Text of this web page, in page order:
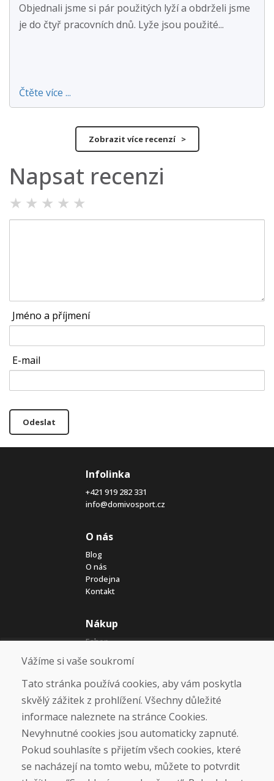
Objednali jsme si pár použitých lyží a obdrželi jsme
je do čtyř pracovních dnů. Lyže jsou použité...
Čtěte více ...
Zobrazit více recenzí >
Napsat recenzi
★ ★ ★ ★ ★
Jméno a příjmení
E-mail
Odeslat
Infolinka
+421 919 282 331
info@domivosport.cz
O nás
Blog
O nás
Prodejna
Kontakt
Nákup
Eshop
Obchodní podmínky
Doprava
Platba
Reklamace
Vrácení a výměna zboží
Cookies
Sociální sítě
Vážíme si vaše soukromí
Tato stránka používá cookies, aby vám poskytla
skvělý zážitek z prohlížení. Všechny důležité
informace naleznete na stránce Cookies.
Nevyhnutné cookies jsou automaticky zapnuté.
Pokud souhlasíte s přijetím všech cookies, které
se nacházejí na tomto webu, můžete to potvrdit